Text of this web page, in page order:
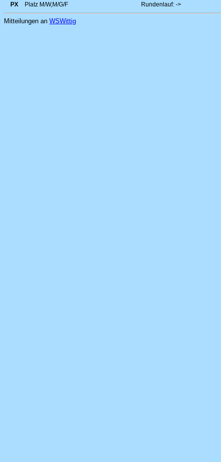
PX
Platz M/W,M/G/F Rundenlauf: ->
Mitteilungen an WSWittig